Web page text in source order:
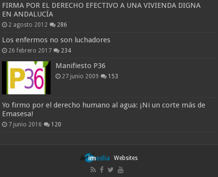
FIRMA POR EL DERECHO EFECTIVO A UNA VIVIENDA DIGNA
EN ANDALUCÍA
2 agosto 2012 286
Los enfermos no son luchadores
26 febrero 2017 234
Manifiesto P36
27 junio 2009 153
Yo firmo por el derecho humano al agua: ¡Ni un corte más de
Emasesa!
7 junio 2016 120
Websites